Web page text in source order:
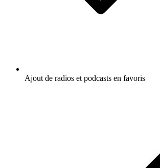
Ajout de radios et podcasts en favoris